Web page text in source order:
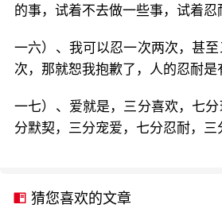
的事，试着不去做一些事，试着忍
一六）、我可以忍一次两次，甚
次，那就恕我抱歉了，人的忍耐是
一七）、爱就是，三分喜欢，七
分默契，三分宠爱，七分忍耐，三
猜您喜欢的文章